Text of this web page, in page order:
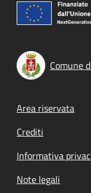
Comune
Footer
Area riservata
Crediti
Informativa
Note legali